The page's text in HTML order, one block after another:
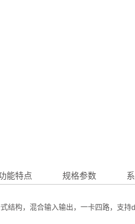
能特点 规格参数
结构，混合输入输出，一卡四路，支